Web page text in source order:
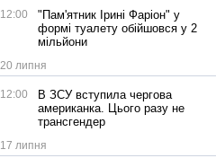
12:00
"Пам'ятник Ірині Фаріон" у
формі туалету обійшовся у 2
мільйони
20 липня
12:00
В ЗСУ вступила чергова
американка. Цього разу не
трансгендер
17 липня